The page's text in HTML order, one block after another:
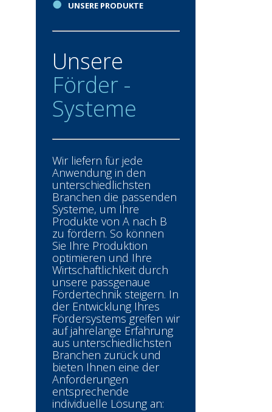
● UNSERE PRODUKTE
Unsere
Förder -
Systeme
Wir liefern für jede
Anwendung in den
unterschiedlichsten
Branchen die passenden
Systeme, um Ihre
Produkte von A nach B
zu fördern. So können
Sie Ihre Produktion
optimieren und Ihre
Wirtschaftlichkeit durch
unsere passgenaue
Fördertechnik steigern. In
der Entwicklung Ihres
Fördersystems greifen wir
auf jahrelange Erfahrung
aus unterschiedlichsten
Branchen zurück und
bieten Ihnen eine der
Anforderungen
entsprechende
individuelle Lösung an: